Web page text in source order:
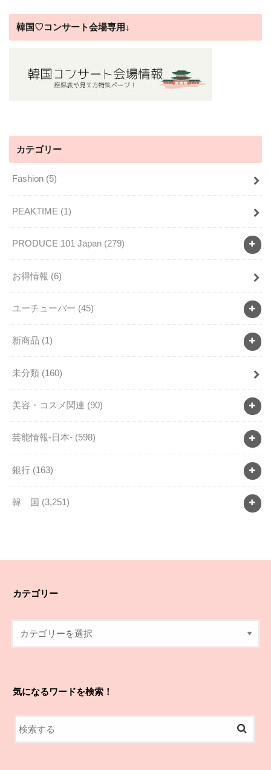
韓国♡コンサート会場専用↓
カテゴリー
Fashion (5)
PEAKTIME (1)
PRODUCE 101 Japan (279)
お得情報 (6)
ユーチューバー (45)
新商品 (1)
未分類 (160)
美容・コスメ関連 (90)
芸能情報-日本- (598)
銀行 (163)
韓 国 (3,251)
カテゴリー
気になるワードを検索！